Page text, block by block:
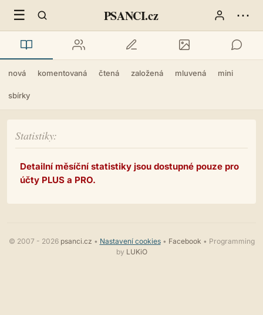
☰ PSANCI.cz ⋯
nová komentovaná čtená založená mluvená mini
sbírky
Statistiky
Detailní měsíční statistiky jsou dostupné pouze pro
účty PLUS a PRO.
© 2007 - 2026 psanci.cz • Nastavení cookies• Facebook • Programming
by LUKiO